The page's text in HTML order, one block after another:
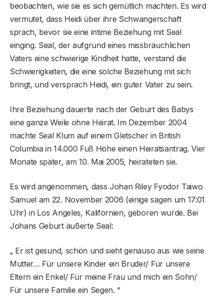
beobachten, wie sie es sich gemütlich machten. Es wird
vermutet, dass Heidi über ihre Schwangerschaft
sprach, bevor sie eine intime Beziehung mit Seal
einging. Seal, der aufgrund eines missbräuchlichen
Vaters eine schwierige Kindheit hatte, verstand die
Schwierigkeiten, die eine solche Beziehung mit sich
bringt, und versprach Heidi, ein guter Vater zu sein.
Ihre Beziehung dauerte nach der Geburt des Babys
eine ganze Weile ohne Heirat. Im Dezember 2004
machte Seal Klum auf einem Gletscher in British
Columbia in 14.000 Fuß Höhe einen Heiratsantrag. Vier
Monate später, am 10. Mai 2005, heirateten sie.
Es wird angenommen, dass Johan Riley Fyodor Taiwo
Samuel am 22. November 2006 (einige sagen um 17:01
Uhr) in Los Angeles, Kalifornien, geboren wurde. Bei
Johans Geburt äußerte Seal:
„ Er ist gesund, schön und sieht genauso aus wie seine
Mutter… Für unsere Kinder ein Bruder/ Für unsere
Eltern ein Enkel/ Für meine Frau und mich ein Sohn/
Für unsere Familie ein Segen. “